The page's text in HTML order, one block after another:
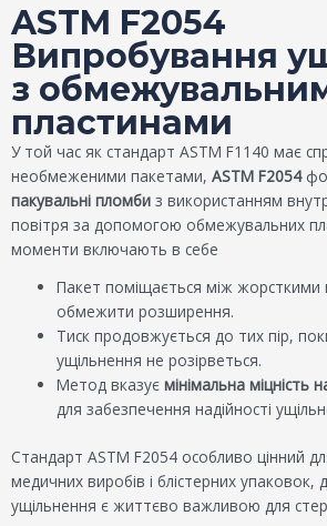
ASTM F2054
Випробування
з
пластинами
У той час як стандарт ASTM F1140 має
необмеженими пакетами, ASTM F2054
пакувальні пломби з використанням
повітря за допомогою обмежувальних
моменти включають в себе
Пакет поміщається між
обмежити розширення.
Тиск продовжується до тих пір,
ущільнення не розірветься.
Метод вказуємінімальна міцність
для забезпечення надійності
Стандарт ASTM F2054 особливо цінний
медичних виробів і блістерних упаковок,
ущільнення є життєво важливою для